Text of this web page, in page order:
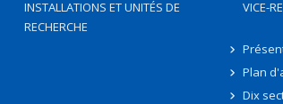
INSTALLATIONS ET UNITÉS DE
RECHERCHE
VICE-
Plan
Dix